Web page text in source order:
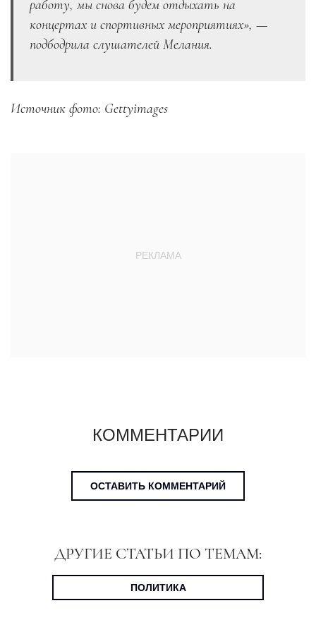
работу, мы снова будем отдыхать на
концертах и спортивных мероприятиях», —
подбодрила слушателей Мелания.
Источник фото: Gettyimages
КОММЕНТАРИИ
ОСТАВИТЬ КОММЕНТАРИЙ
ДРУГИЕ СТАТЬИ ПО ТЕМАМ:
ПОЛИТИКА